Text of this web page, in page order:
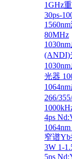
1GHz
30ps-
80MHz
(ANDI)
光器
266/
4ps
窄谱Yb
3W 1-
5ps